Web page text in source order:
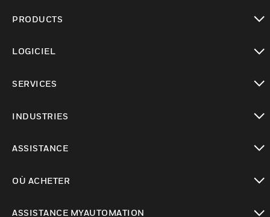
PRODUCTS
LOGICIEL
SERVICES
INDUSTRIES
ASSISTANCE
OÙ ACHETER
ASSISTANCE MYAUTOMATION